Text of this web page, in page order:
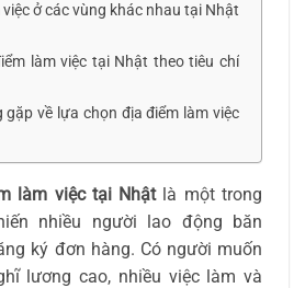
ở các vùng khác nhau tại Nhật
làm việc tại Nhật theo tiêu chí
về lựa chọn địa điểm làm việc
làm việc tại Nhậtlà một trong
nhiều người lao động băn
ký đơn hàng. Có người muốn
lương cao, nhiều việc làm và